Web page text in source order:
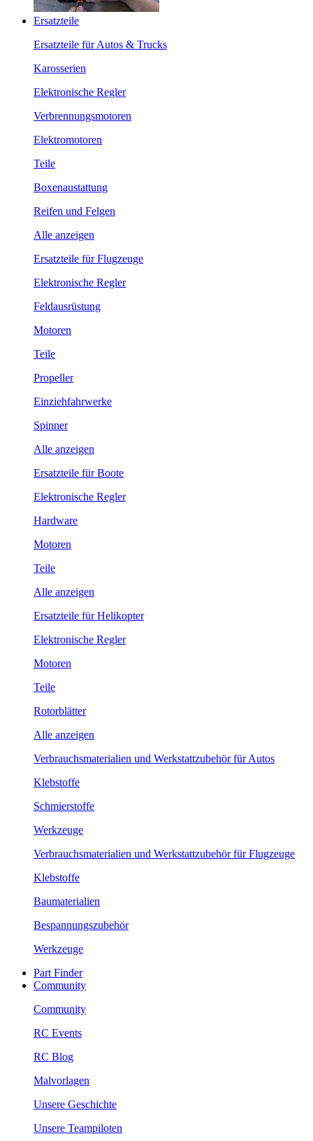
Ersatzteile
Ersatzteile für Autos & Trucks
Karosserien
Elektronische Regler
Verbrennungsmotoren
Elektromotoren
Teile
Boxenaustattung
Reifen und Felgen
Alle anzeigen
Ersatzteile für Flugzeuge
Elektronische Regler
Feldausrüstung
Motoren
Teile
Propeller
Einziehfahrwerke
Spinner
Alle anzeigen
Ersatzteile für Boote
Elektronische Regler
Hardware
Motoren
Teile
Alle anzeigen
Ersatzteile für Helikopter
Elektronische Regler
Motoren
Teile
Rotorblätter
Alle anzeigen
Verbrauchsmaterialien und Werkstattzubehör für Autos
Klebstoffe
Schmierstoffe
Werkzeuge
Verbrauchsmaterialien und Werkstattzubehör für Flugzeuge
Klebstoffe
Baumaterialien
Bespannungszubehör
Werkzeuge
Part Finder
Community
Community
RC Events
RC Blog
Malvorlagen
Unsere Geschichte
Unsere Teampiloten